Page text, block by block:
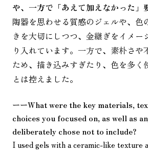
や、一方で「あえて加えなかった」
陶器を思わせる質感のジェルや、色
きを大切にしつつ、金継ぎをイメー
り入れています。一方で、素朴さや
ため、描き込みすぎたり、色を多く
とは控えました。
ーーWhat were the key materials,
choices you focused on, as well as
deliberately chose not to include?
I used gels with a ceramic-like texture